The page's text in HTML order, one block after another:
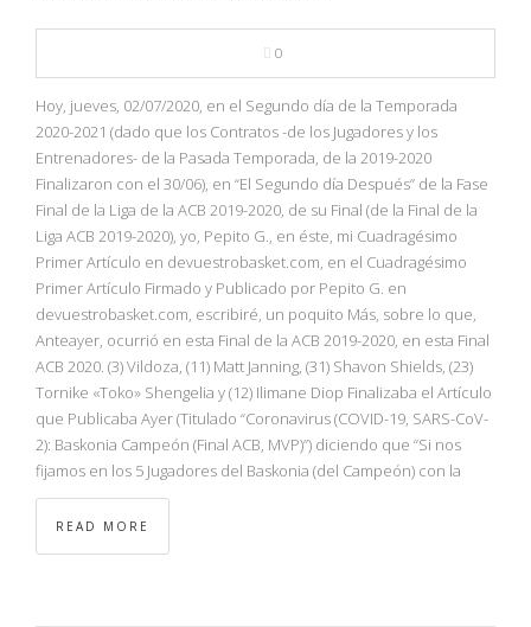
0
Hoy, jueves, 02/07/2020, en el Segundo día de la Temporada
2020-2021 (dado que los Contratos -de los Jugadores y los
Entrenadores- de la Pasada Temporada, de la 2019-2020
Finalizaron con el 30/06), en “El Segundo día Después” de la Fase
Final de la Liga de la ACB 2019-2020, de su Final (de la Final de la
Liga ACB 2019-2020), yo, Pepito G., en éste, mi Cuadragésimo
Primer Artículo en devuestrobasket.com, en el Cuadragésimo
Primer Artículo Firmado y Publicado por Pepito G. en
devuestrobasket.com, escribiré, un poquito Más, sobre lo que,
Anteayer, ocurrió en esta Final de la ACB 2019-2020, en esta Final
ACB 2020. (3) Vildoza, (11) Matt Janning, (31) Shavon Shields, (23)
Tornike «Toko» Shengelia y (12) Ilimane Diop Finalizaba el Artículo
que Publicaba Ayer (Titulado “Coronavirus (COVID-19, SARS-CoV-
2): Baskonia Campeón (Final ACB, MVP)”) diciendo que “Si nos
fijamos en los 5 Jugadores del Baskonia (del Campeón) con la
READ MORE